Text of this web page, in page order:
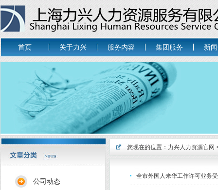
首页 关于力兴 服务内容 集团服务 新
您现在的位置： 力兴人力资源官网
全市外国人来华工作许可业务
公司动态